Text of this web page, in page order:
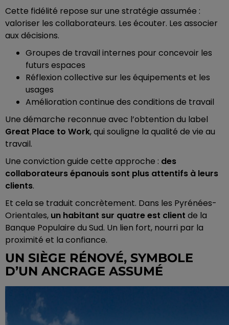
Cette fidélité repose sur une stratégie assumée :
valoriser les collaborateurs. Les écouter. Les associer
aux décisions.
Groupes de travail internes pour concevoir les
futurs espaces
Réflexion collective sur les équipements et les
usages
Amélioration continue des conditions de travail
Une démarche reconnue avec l’obtention du label
Great Place to Work, qui souligne la qualité de vie au
travail.
Une conviction guide cette approche : des
collaborateurs épanouis sont plus attentifs à leurs
clients.
Et cela se traduit concrètement. Dans les Pyrénées-
Orientales, un habitant sur quatre est client de la
Banque Populaire du Sud. Un lien fort, nourri par la
proximité et la confiance.
UN SIÈGE RÉNOVÉ, SYMBOLE
D’UN ANCRAGE ASSUMÉ